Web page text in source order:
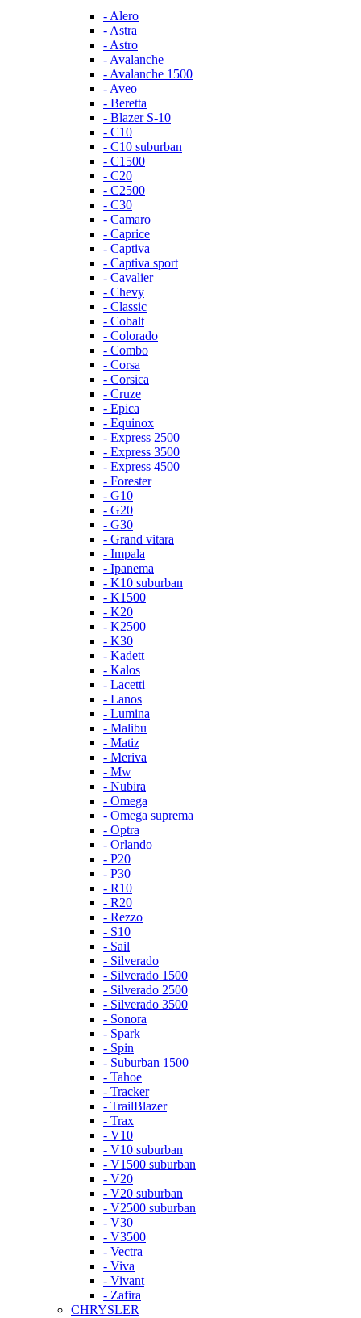
- Alero
- Astra
- Astro
- Avalanche
- Avalanche 1500
- Aveo
- Beretta
- Blazer S-10
- C10
- C10 suburban
- C1500
- C20
- C2500
- C30
- Camaro
- Caprice
- Captiva
- Captiva sport
- Cavalier
- Chevy
- Classic
- Cobalt
- Colorado
- Combo
- Corsa
- Corsica
- Cruze
- Epica
- Equinox
- Express 2500
- Express 3500
- Express 4500
- Forester
- G10
- G20
- G30
- Grand vitara
- Impala
- Ipanema
- K10 suburban
- K1500
- K20
- K2500
- K30
- Kadett
- Kalos
- Lacetti
- Lanos
- Lumina
- Malibu
- Matiz
- Meriva
- Mw
- Nubira
- Omega
- Omega suprema
- Optra
- Orlando
- P20
- P30
- R10
- R20
- Rezzo
- S10
- Sail
- Silverado
- Silverado 1500
- Silverado 2500
- Silverado 3500
- Sonora
- Spark
- Spin
- Suburban 1500
- Tahoe
- Tracker
- TrailBlazer
- Trax
- V10
- V10 suburban
- V1500 suburban
- V20
- V20 suburban
- V2500 suburban
- V30
- V3500
- Vectra
- Viva
- Vivant
- Zafira
CHRYSLER